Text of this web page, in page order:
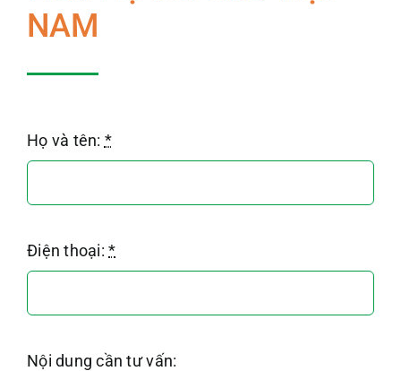
NAM
Họ và tên: *
Điện thoại:*
Nội dung cần tư vấn: